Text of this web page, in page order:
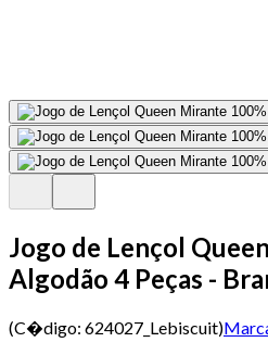
Jogo de Lençol
Algodão 4 Peças -
(C�digo: 624027_Lebiscuit)